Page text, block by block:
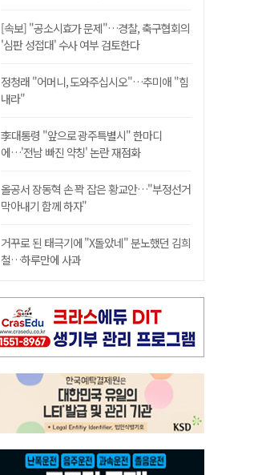
[속보] "공소시효가 문제"…경찰, 축구협회의
'심판 성접대' 수사 여부 검토한다
정청래 "어머니, 도와주십시오"…추미애 "힘
내라"
李대통령 "앞으로 광주특별시" 한마디
에…'전남 빠진 약칭' 논란 재점화
올공서 장동혁 손 꽉 잡은 황교안…"부정선거
막아내기 함께 하자"
거꾸로 된 태극기에 "X돌았네" 분노했던 김희
철…하루만에 사과